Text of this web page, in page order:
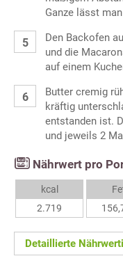
Ganze lässt
Den Backofen
und die
auf einem
Butter cremig
kräftig
entstanden ist.
und jeweils 2
Nährwert pro
kcal
2.719
Detaillierte